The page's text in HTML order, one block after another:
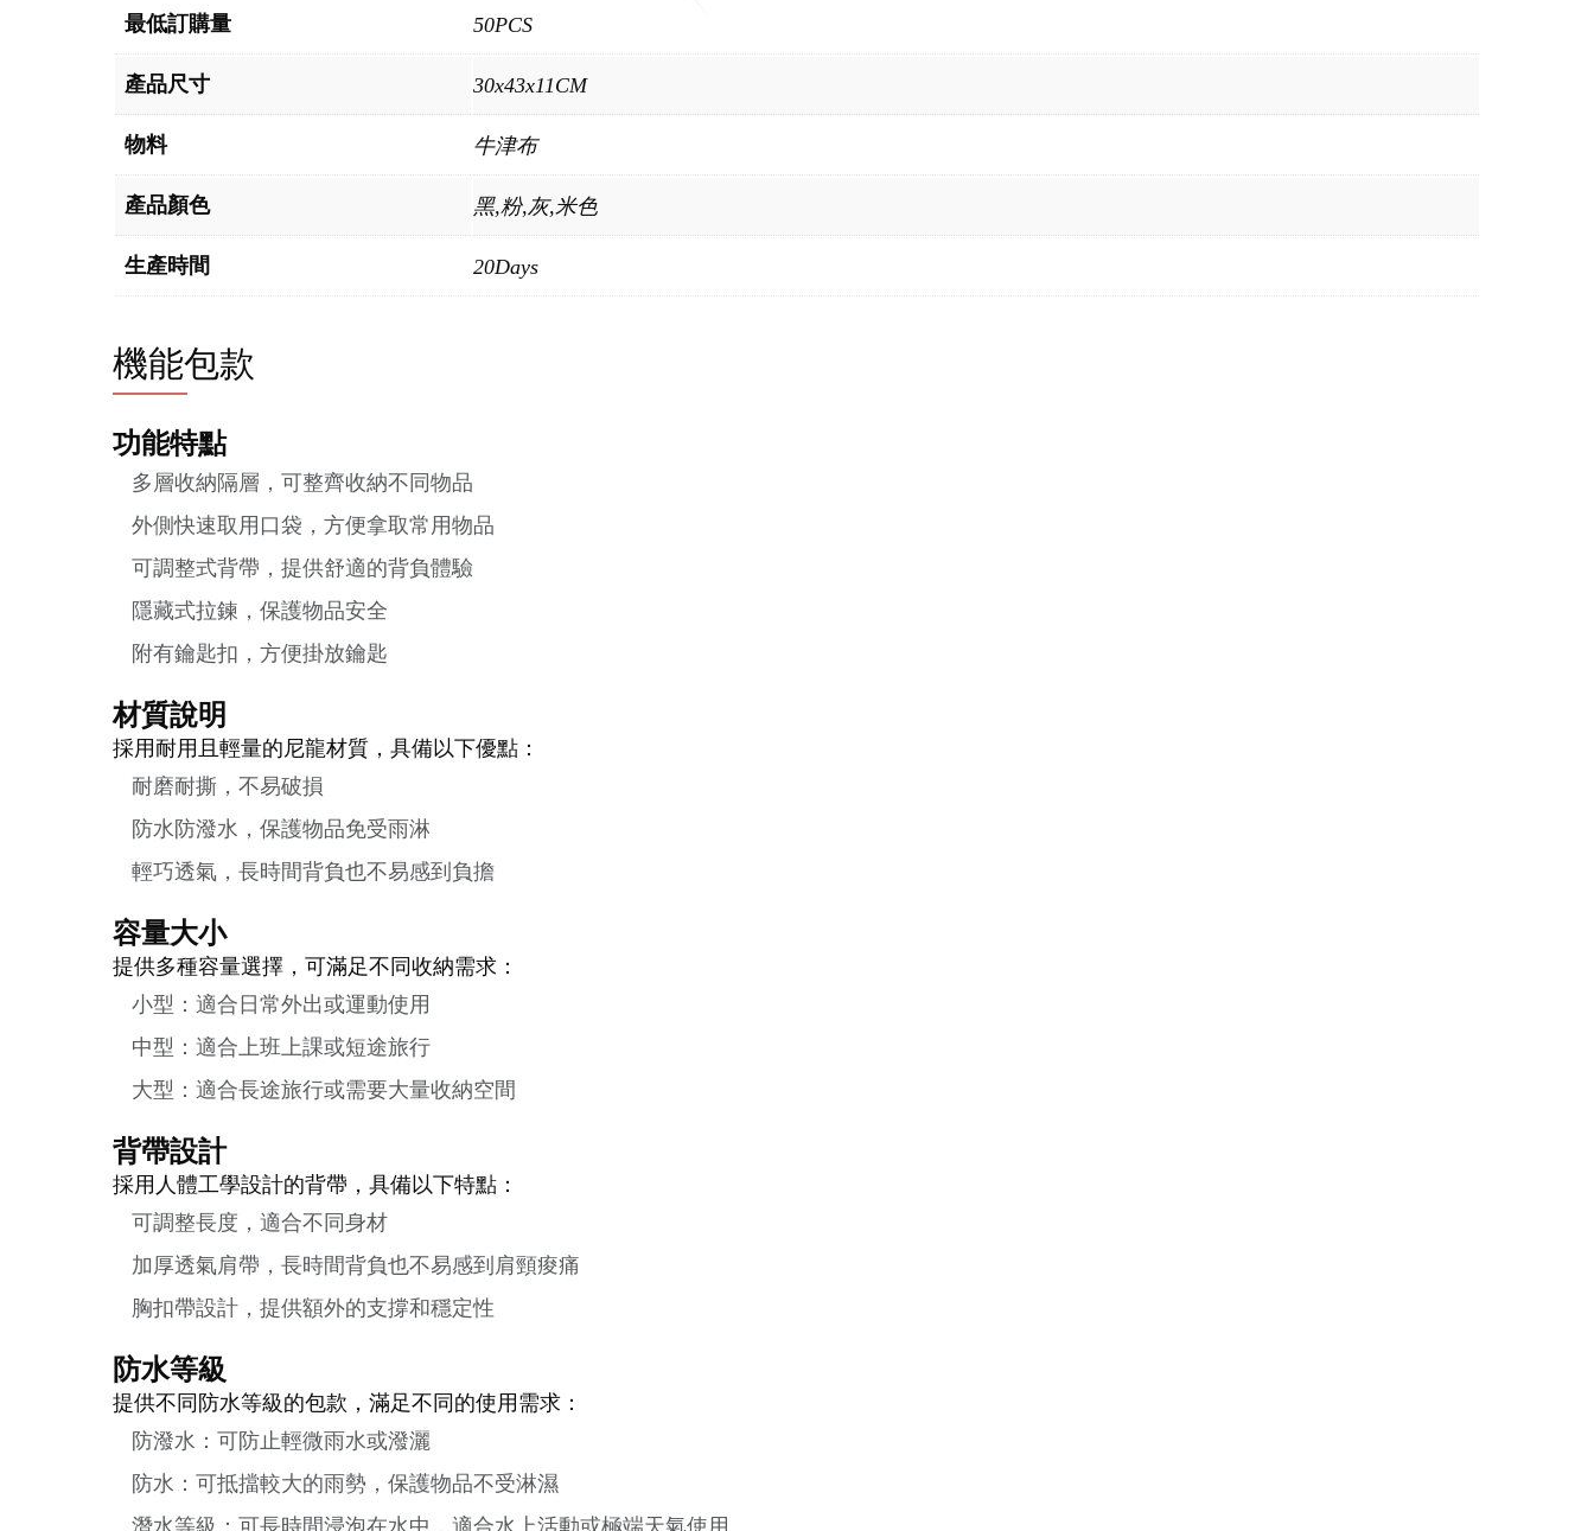
最低訂購量 50PCS
產品尺寸 30x43x11CM
物料 牛津布
產品顏色 黑,粉,灰,米色
生產時間 20Days
機能包款
功能特點
多層收納隔層，可整齊收納不同物品
外側快速取用口袋，方便拿取常用物品
可調整式背帶，提供舒適的背負體驗
隱藏式拉鍊，保護物品安全
附有鑰匙扣，方便掛放鑰匙
材質說明
採用耐用且輕量的尼龍材質，具備以下優點：
耐磨耐撕，不易破損
防水防潑水，保護物品免受雨淋
輕巧透氣，長時間背負也不易感到負擔
容量大小
提供多種容量選擇，可滿足不同收納需求：
小型：適合日常外出或運動使用
中型：適合上班上課或短途旅行
大型：適合長途旅行或需要大量收納空間
背帶設計
採用人體工學設計的背帶，具備以下特點：
可調整長度，適合不同身材
加厚透氣肩帶，長時間背負也不易感到肩頸痠痛
胸扣帶設計，提供額外的支撐和穩定性
防水等級
提供不同防水等級的包款，滿足不同的使用需求：
防潑水：可防止輕微雨水或潑灑
防水：可抵擋較大的雨勢，保護物品不受淋濕
潛水等級：可長時間浸泡在水中，適合水上活動或極端天氣使用